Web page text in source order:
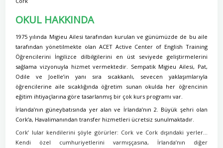
OKUL HAKKINDA
1975 yılında Migieu Ailesi tarafından kurulan ve günümüzde de bu aile
tarafından yönetilmekte olan ACET Active Center of English Training
Öğrencilerini İngilizce dilbilgilerini en üst seviyede geliştirmelerini
sağlama vizyonuyla hizmet vermektedir. Sempatik Migieu Ailesi, Pat,
Odile ve Joelle’in yanı sıra sıcakkanlı, sevecen yaklaşımlarıyla
öğrencilerine aile sıcaklığında öğretim sunan okulda her öğrencinin
eğitim ihtiyaçlarına göre tasarlanmış bir çok kurs programı var.
İrlanda’nın güneybatısında yer alan ve İrlanda’nın 2. Büyük şehri olan
Cork’a, Havalimanından transfer hizmetleri ücretsiz sunulmaktadır.
Cork’ lular kendilerini şöyle görürler: Cork ve Cork dışındaki yerler…
Kendi özel cumhuriyetlerini varmışçasına, İrlanda’nın diğer